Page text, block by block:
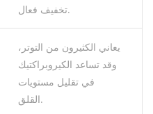
تخفيف فعال.
يعاني الكثيرون من التوتر،
وقد تساعد الكيروبراكتيك
في تقليل مستويات
القلق.